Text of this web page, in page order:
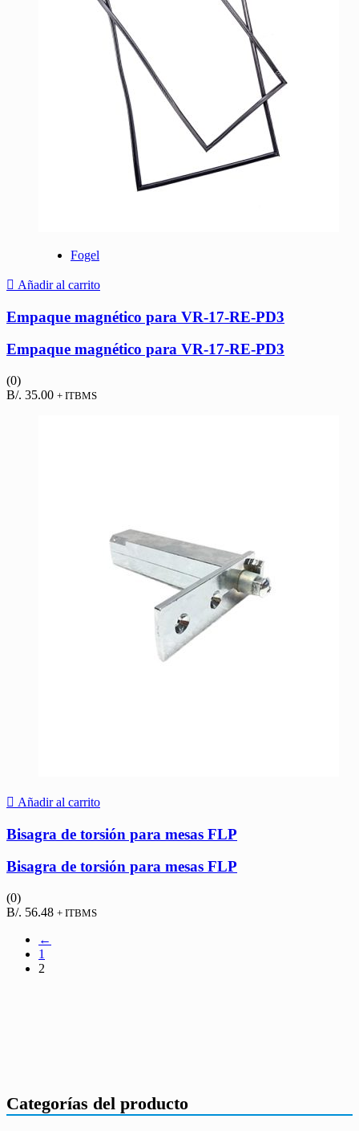
Fogel
Añadir al carrito
Empaque magnético para VR-17-RE-PD3
Empaque magnético para VR-17-RE-PD3
(0)
B/. 35.00 + ITBMS
Añadir al carrito
Bisagra de torsión para mesas FLP
Bisagra de torsión para mesas FLP
(0)
B/. 56.48 + ITBMS
←
1
2
Categorías del producto